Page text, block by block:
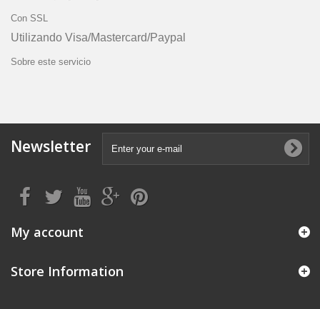
Con SSL
Utilizando Visa/Mastercard/Paypal
Sobre este servicio
Newsletter
My account
Store Information